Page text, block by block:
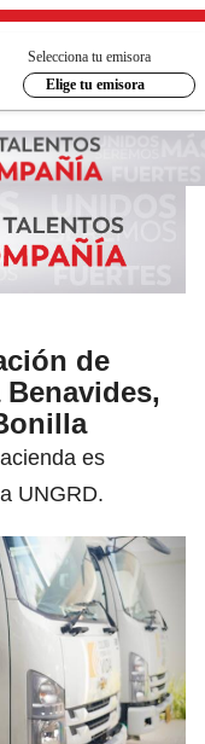
Selecciona tu emisora
Elige tu emisora
de
es
UNGRD.